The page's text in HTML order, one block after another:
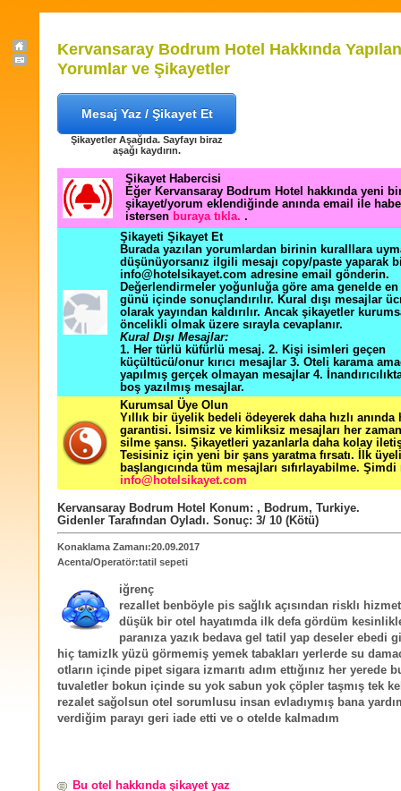
Kervansaray Bodrum Hotel Hakkında Yapılan
Yorumlar ve Şikayetler
Mesaj Yaz / Şikayet Et
Şikayetler Aşağıda. Sayfayı biraz
aşağı kaydırın.
Şikayet Habercisi
Eğer Kervansaray Bodrum Hotel hakkında yeni
şikayet/yorum eklendiğinde anında email ile
istersen buraya tıkla. .
Şikayeti Şikayet Et
Burada yazılan yorumlardan birinin kuralllara
düşünüyorsanız ilgili mesajı copy/paste yaparak
info@hotelsikayet.com adresine email gönderin.
Değerlendirmeler yoğunluğa göre ama genelde
günü içinde sonuçlandırılır. Kural dışı mesajlar
olarak yayından kaldırılır. Ancak şikayetler
öncelikli olmak üzere sırayla cevaplanır.
Kural Dışı Mesajlar:
1. Her türlü küfürlü mesaj. 2. Kişi isimleri geçen
küçültücü/onur kırıcı mesajlar 3. Oteli karama
yapılmış gerçek olmayan mesajlar 4.
boş yazılmış mesajlar.
Kurumsal Üye Olun
Yıllık bir üyelik bedeli ödeyerek daha hızlı
garantisi. İsimsiz ve kimliksiz mesajları her zaman
silme şansı. Şikayetleri yazanlarla daha kolay
Tesisiniz için yeni bir şans yaratma fırsatı. İlk
başlangıcında tüm mesajları sıfırlayabilme. Şimdi
info@hotelsikayet.com
Kervansaray Bodrum Hotel Konum: , Bodrum, Turkiye.
Gidenler Tarafından Oyladı. Sonuç: 3/ 10 (Kötü)
Konaklama Zamanı:20.09.2017
Acenta/Operatör:tatil sepeti
iğrenç
rezallet benböyle pis sağlık açısından risklı
düşük bir otel hayatımda ilk defa gördüm
paranıza yazık bedava gel tatil yap deseler ebedi
hiç tamizlk yüzü görmemiş yemek tabakları yerlerde su
otların içinde pipet sigara izmarıtı adım ettığınız her yerede
tuvaletler bokun içinde su yok sabun yok çöpler taşmış tek
rezalet sağolsun otel sorumlusu insan evladıymış bana
verdiğim parayı geri iade etti ve o otelde kalmadım
Bu otel hakkında şikayet yaz